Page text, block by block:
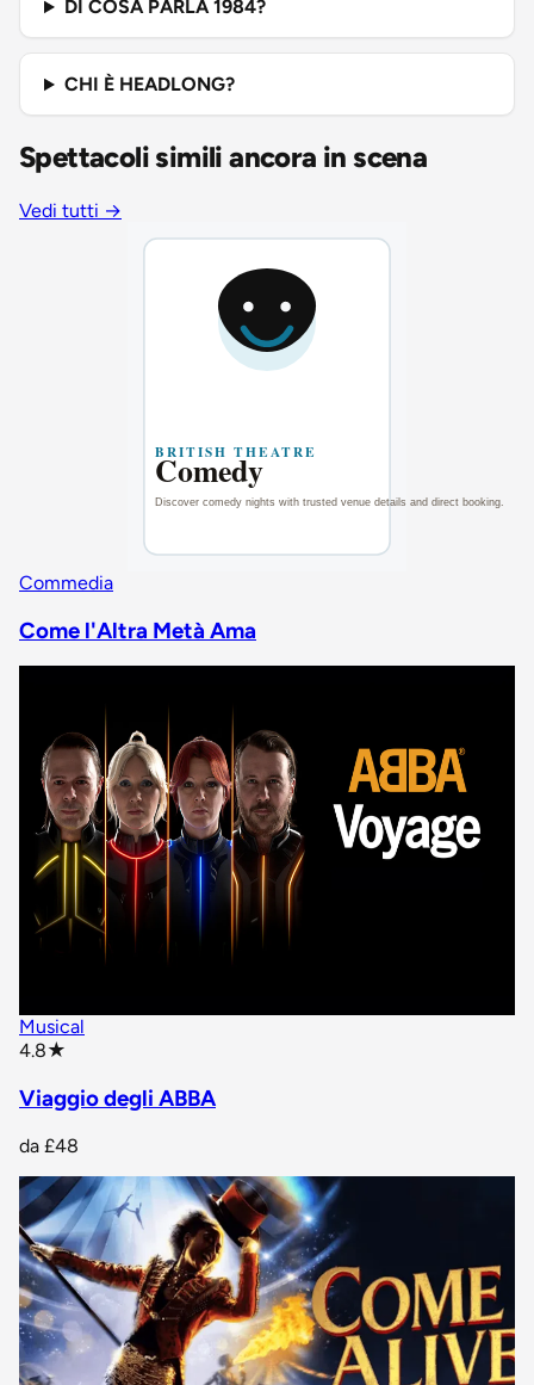
DI COSA PARLA 1984?
CHI È HEADLONG?
Spettacoli simili ancora in scena
Vedi tutti →
Commedia
Come l'Altra Metà Ama
Musical
4.8★
Viaggio degli ABBA
da £48